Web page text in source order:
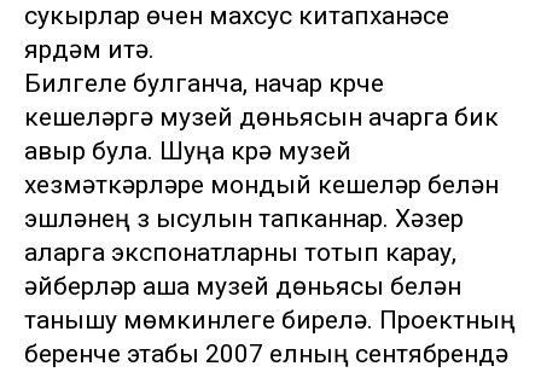
сукырлар өчен махсус китапханәсе
ярдәм итә.
Билгеле булганча, начар күрүче
кешеләргә музей дөньясын ачарга бик
авыр була. Шуңа күрә музей
хезмәткәрләре мондый кешеләр белән
эшләүнең үз ысулын тапканнар. Хәзер
аларга экспонатларны тотып карау,
әйберләр аша музей дөньясы белән
танышу мөмкинлеге бирелә. Проектның
беренче этабы 2007 елның сентябрендә